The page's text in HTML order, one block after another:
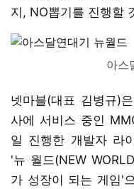
지, NO뽑기를 진행할
아스
넷마블(대표 김병규)
사에 서비스 중인
일 진행한 개발자 라
'뉴 월드(NEW
가 성장이 되는 게임'